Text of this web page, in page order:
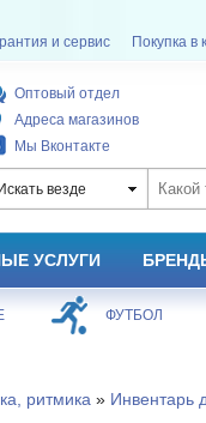
и сервис Покупка в
Оптовый отдел
Адреса магазинов
Мы Вконтакте
Искать везде
УСЛУГИ
ФУТБОЛ
ритмика » Инвентарь